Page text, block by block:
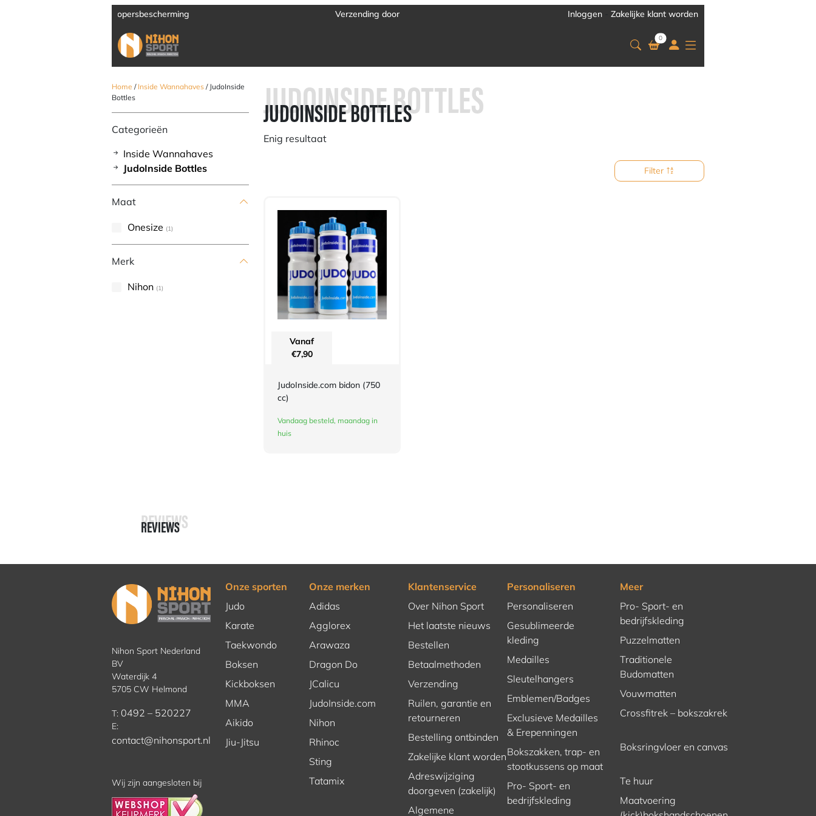
Verzending door heel Europa Inloggen Zakelijke klant worden
0
Home / Inside Wannahaves / JudoInside
Bottles
Categorieën
Inside Wannahaves
JudoInside Bottles
Maat
Onesize (1)
Merk
Nihon (1)
JUDOINSIDE BOTTLES
JUDOINSIDE BOTTLES
Enig resultaat
Filter
Vanaf
€7,90
JudoInside.com bidon (750
cc)
Vandaag besteld, maandag in
huis
REVIEWS
REVIEWS
Nihon Sport Nederland
BV
Waterdijk 4
5705 CW Helmond
T: 0492 – 520227
E:
contact@nihonsport.nl
Wij zijn aangesloten bij
Onze sporten
Judo
Karate
Taekwondo
Boksen
Kickboksen
MMA
Aikido
Jiu-Jitsu
Onze merken
Adidas
Agglorex
Arawaza
Dragon Do
JCalicu
JudoInside.com
Nihon
Rhinoc
Sting
Tatamix
Klantenservice
Over Nihon Sport
Het laatste nieuws
Bestellen
Betaalmethoden
Verzending
Ruilen, garantie en
retourneren
Bestelling ontbinden
Zakelijke klant worden
Adreswijziging
doorgeven (zakelijk)
Algemene
Personaliseren
Personaliseren
Gesublimeerde
kleding
Medailles
Sleutelhangers
Emblemen/Badges
Exclusieve Medailles
& Erepenningen
Bokszakken, trap- en
stootkussens op maat
Pro- Sport- en
bedrijfskleding
Meer
Pro- Sport- en
bedrijfskleding
Puzzelmatten
Traditionele
Budomatten
Vouwmatten
Crossfitrek – bokszakrek
Boksringvloer en canvas
Te huur
Maatvoering